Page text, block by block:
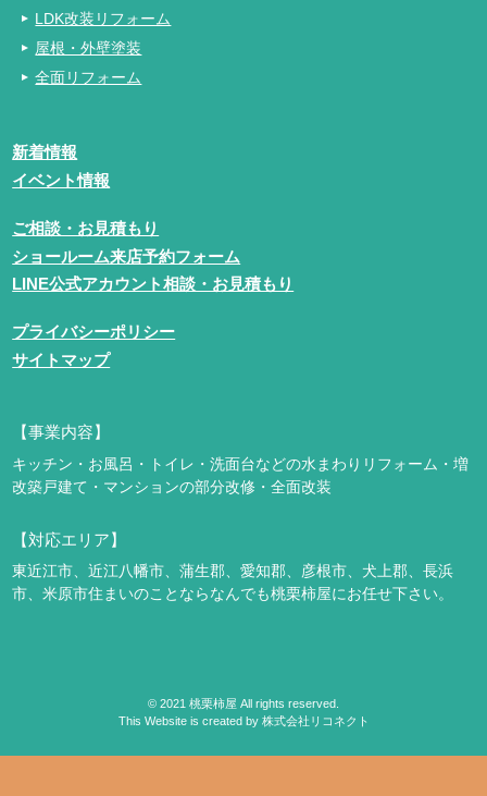
LDK改装リフォーム
屋根・外壁塗装
全面リフォーム
新着情報
イベント情報
ご相談・お見積もり
ショールーム来店予約フォーム
LINE公式アカウント相談・お見積もり
プライバシーポリシー
サイトマップ
【事業内容】
キッチン・お風呂・トイレ・洗面台などの水まわりリフォーム・増
改築戸建て・マンションの部分改修・全面改装
【対応エリア】
東近江市、近江八幡市、蒲生郡、愛知郡、彦根市、犬上郡、長浜
市、米原市住まいのことならなんでも桃栗柿屋にお任せ下さい。
© 2021 桃栗柿屋 All rights reserved.
This Website is created by 株式会社リコネクト